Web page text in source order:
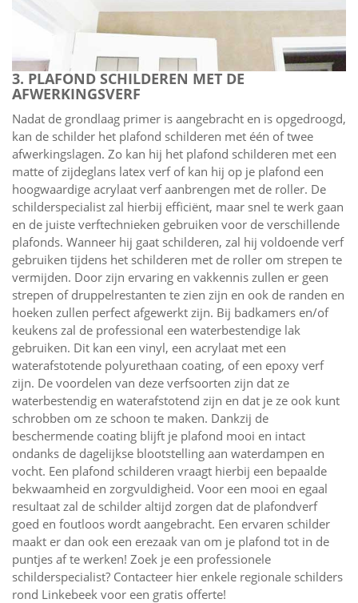
3. PLAFOND SCHILDEREN MET DE
AFWERKINGSVERF
Nadat de grondlaag primer is aangebracht en is opgedroogd,
kan de schilder het plafond schilderen met één of twee
afwerkingslagen. Zo kan hij het plafond schilderen met een
matte of zijdeglans latex verf of kan hij op je plafond een
hoogwaardige acrylaat verf aanbrengen met de roller. De
schilderspecialist zal hierbij efficiënt, maar snel te werk gaan
en de juiste verftechnieken gebruiken voor de verschillende
plafonds. Wanneer hij gaat schilderen, zal hij voldoende verf
gebruiken tijdens het schilderen met de roller om strepen te
vermijden. Door zijn ervaring en vakkennis zullen er geen
strepen of druppelrestanten te zien zijn en ook de randen en
hoeken zullen perfect afgewerkt zijn. Bij badkamers en/of
keukens zal de professional een waterbestendige lak
gebruiken. Dit kan een vinyl, een acrylaat met een
waterafstotende polyurethaan coating, of een epoxy verf
zijn. De voordelen van deze verfsoorten zijn dat ze
waterbestendig en waterafstotend zijn en dat je ze ook kunt
schrobben om ze schoon te maken. Dankzij de
beschermende coating blijft je plafond mooi en intact
ondanks de dagelijkse blootstelling aan waterdampen en
vocht. Een plafond schilderen vraagt hierbij een bepaalde
bekwaamheid en zorgvuldigheid. Voor een mooi en egaal
resultaat zal de schilder altijd zorgen dat de plafondverf
goed en foutloos wordt aangebracht. Een ervaren schilder
maakt er dan ook een erezaak van om je plafond tot in de
puntjes af te werken! Zoek je een professionele
schilderspecialist? Contacteer hier enkele regionale schilders
rond Linkebeek voor een gratis offerte!